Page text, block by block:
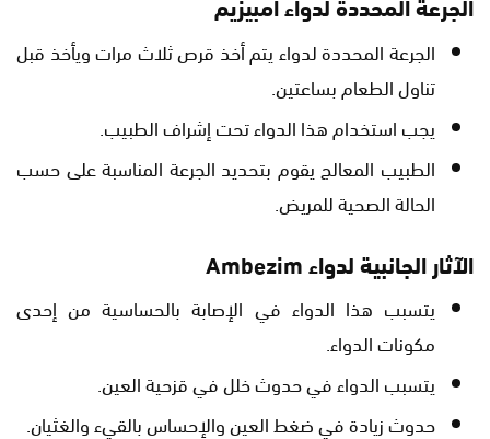
الجرعة المحددة لدواء يتم أخذ قرص ثلاث مرات ويأخذ قبل
تناول الطعام بساعتين.
يجب استخدام هذا الدواء تحت إشراف الطبيب.
الطبيب المعالج يقوم بتحديد الجرعة المناسبة على حسب
الحالة الصحية للمريض.
الآثار الجانبية لدواء Ambezim
يتسبب هذا الدواء في الإصابة بالحساسية من إحدى
مكونات الدواء.
يتسبب الدواء في حدوث خلل في قزحية العين.
حدوث زيادة في ضغط العين والإحساس بالقيء والغثيان.